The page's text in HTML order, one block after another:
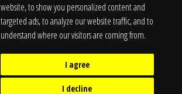
website, to show you personalized content and
targeted ads, to analyze our website traffic, and to
understand where our visitors are coming from.
I agree
I decline